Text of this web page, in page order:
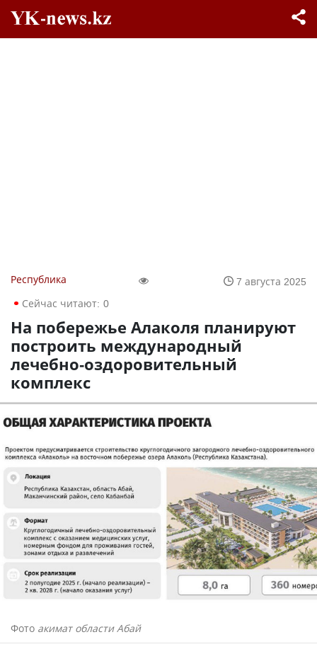
Республика
7 августа 2025
Сейчас читают: 0
На побережье Алаколя планируют
построить международный
лечебно-оздоровительный
комплекс
Фото акимат области Абай